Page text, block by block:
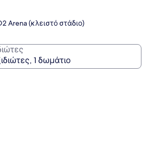
Arena (κλειστό στάδιο)